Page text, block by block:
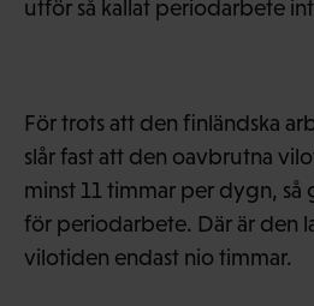
utför så kallat periodarbete
För trots att den finländska
slår fast att den oavbrutna
minst 11 timmar per dygn, så
för periodarbete. Där är den
vilotiden endast nio timmar.